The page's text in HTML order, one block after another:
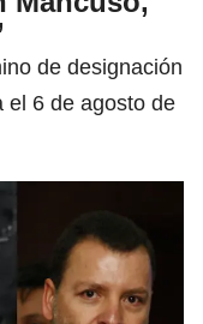
de designación
el 6 de agosto de